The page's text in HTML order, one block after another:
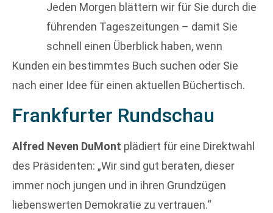
Jeden Morgen blättern wir für Sie durch die
führenden Tageszeitungen – damit Sie
schnell einen Überblick haben, wenn
Kunden ein bestimmtes Buch suchen oder Sie
nach einer Idee für einen aktuellen Büchertisch.
Frankfurter Rundschau
Alfred Neven DuMont plädiert für eine Direktwahl
des Präsidenten: „Wir sind gut beraten, dieser
immer noch jungen und in ihren Grundzügen
liebenswerten Demokratie zu vertrauen.“